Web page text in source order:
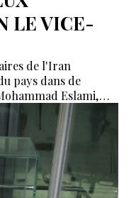
LE VICE-
de l'Iran
pays dans de
Eslami,
iranienne de